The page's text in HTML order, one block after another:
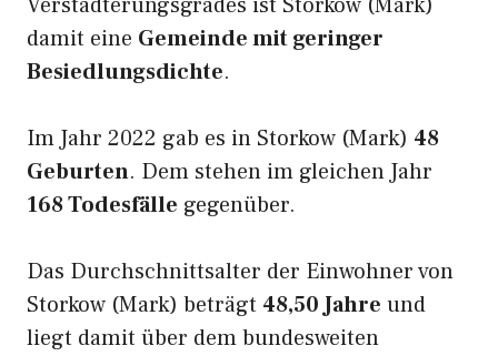
damit eine Gemeinde mit geringer
Besiedlungsdichte.
Im Jahr 2022 gab es in Storkow (Mark) 48
Geburten. Dem stehen im gleichen Jahr
168 Todesfälle gegenüber.
Das Durchschnittsalter der Einwohner von
Storkow (Mark) beträgt 48,50 Jahre und
liegt damit über dem bundesweiten